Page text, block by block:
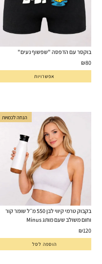
בוקסר עם הדפסה "שפשוף נעים"
₪80
אפשרויות
הנחה לכמויות
בקבוק טרמי קיווי לבן 550 מ״ל שומר קור
וחום משולב שעם מותג Minus
₪120
הוספה לסל